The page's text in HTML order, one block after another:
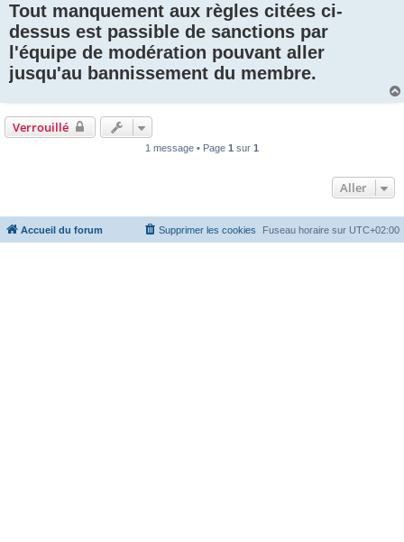
Tout manquement aux règles citées ci-
dessus est passible de sanctions par
l'équipe de modération pouvant aller
jusqu'au bannissement du membre.
Verrouillé
1 message • Page 1 sur 1
Aller
Accueil du forum Fuseau horaire sur UTC+02:00
Supprimer les cookies